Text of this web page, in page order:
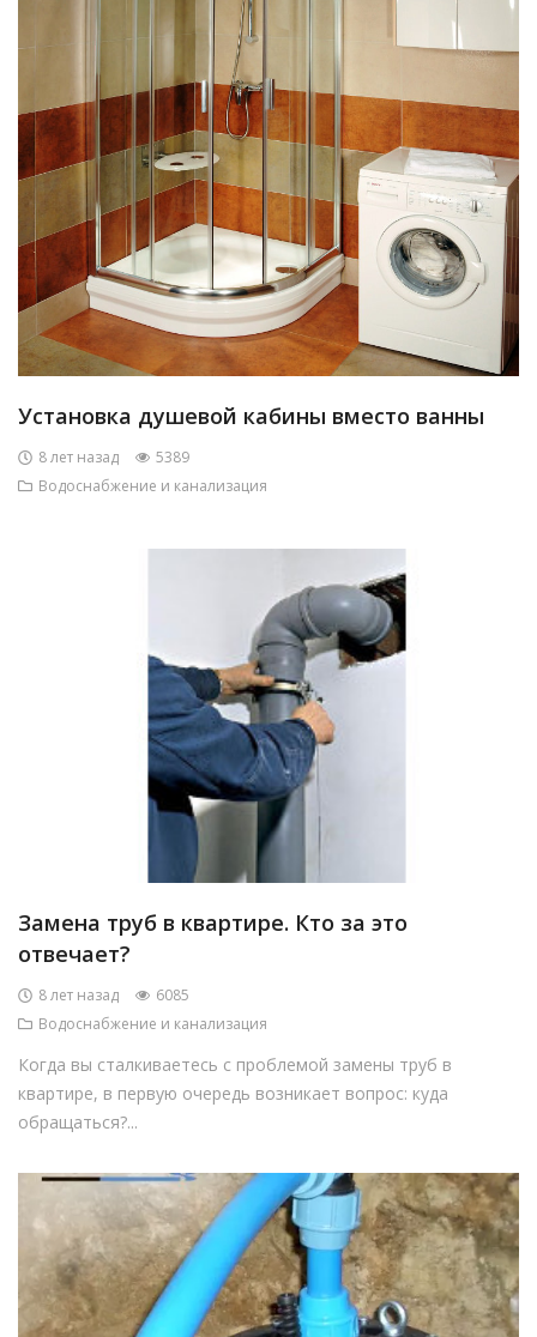
Установка душевой кабины вместо ванны
8 лет назад
5389
Водоснабжение и канализация
Замена труб в квартире. Кто за это
отвечает?
8 лет назад
6085
Водоснабжение и канализация
Когда вы сталкиваетесь с проблемой замены труб в
квартире, в первую очередь возникает вопрос: куда
обращаться?...